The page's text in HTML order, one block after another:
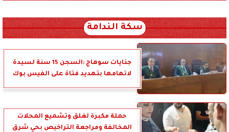
سكة الندامة
جنايات سوهاج :السجن 15 سنة لسيدة
لاتهامها بتهديد فتاة على الفيس بوك
حملة مكبرة لغلق وتشميع المحلات
المخالفة ومراجعة التراخيص بحي شرق